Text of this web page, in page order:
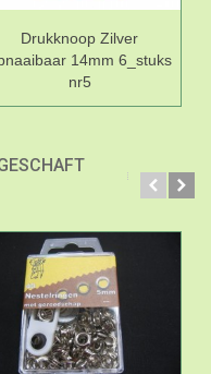
Drukknoop Zilver
14mm 6_stuks
nr5